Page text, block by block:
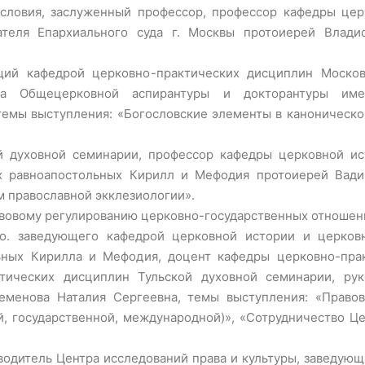
заслуженный профессор, профессор кафедры
Епархиального суда г. Москвы протоиерей
кафедрой церковно-практических дисциплин
Общецерковной аспирантуры и докторантуры
выступления: «Богословские элементы в
семинарии, профессор кафедры церковной
равноапостольных Кирилл и Мефодия протоиерей
экклезиологии».
регулированию церковно-государственных
заведующего кафедрой церковной истории и
Кирилла и Мефодия, доцент кафедры церковно-
дисциплин Тульской духовной семинарии,
Наталия Сергеевна, темы выступления:
государственной, международной)», «Сотрудничество
Центра исследований права и культуры,